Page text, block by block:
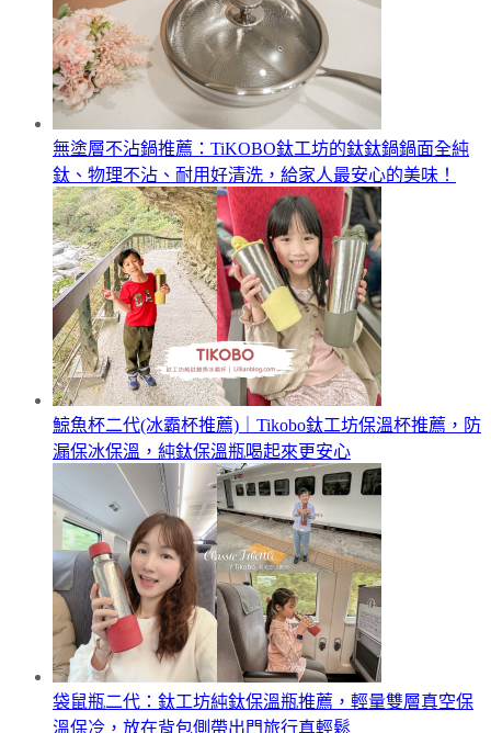
無塗層不沾鍋推薦：TiKOBO鈦工坊的鈦鈦鍋鍋面全純
鈦、物理不沾、耐用好清洗，給家人最安心的美味！
鯨魚杯二代(冰霸杯推薦)｜Tikobo鈦工坊保溫杯推薦，防
漏保冰保溫，純鈦保溫瓶喝起來更安心
袋鼠瓶二代：鈦工坊純鈦保溫瓶推薦，輕量雙層真空保
溫保冷，放在背包側帶出門旅行真輕鬆